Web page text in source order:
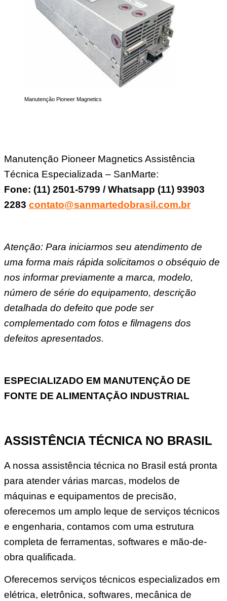
Manutenção Pioneer Magnetics
Manutenção Pioneer Magnetics Assistência
Técnica Especializada – SanMarte:
Fone: (11) 2501-5799 / Whatsapp (11) 93903
2283 contato@sanmartedobrasil.com.br
Atenção: Para iniciarmos seu atendimento de
uma forma mais rápida solicitamos o obséquio de
nos informar previamente a marca, modelo,
número de série do equipamento, descrição
detalhada do defeito que pode ser
complementado com fotos e filmagens dos
defeitos apresentados.
ESPECIALIZADO EM MANUTENÇĀO DE
FONTE DE ALIMENTAÇĀO INDUSTRIAL
ASSISTÊNCIA TÉCNICA NO BRASIL
A nossa assistência técnica no Brasil está pronta
para atender várias marcas, modelos de
máquinas e equipamentos de precisão,
oferecemos um amplo leque de serviços técnicos
e engenharia, contamos com uma estrutura
completa de ferramentas, softwares e mão-de-
obra qualificada.
Oferecemos serviços técnicos especializados em
elétrica, eletrônica, softwares, mecânica de